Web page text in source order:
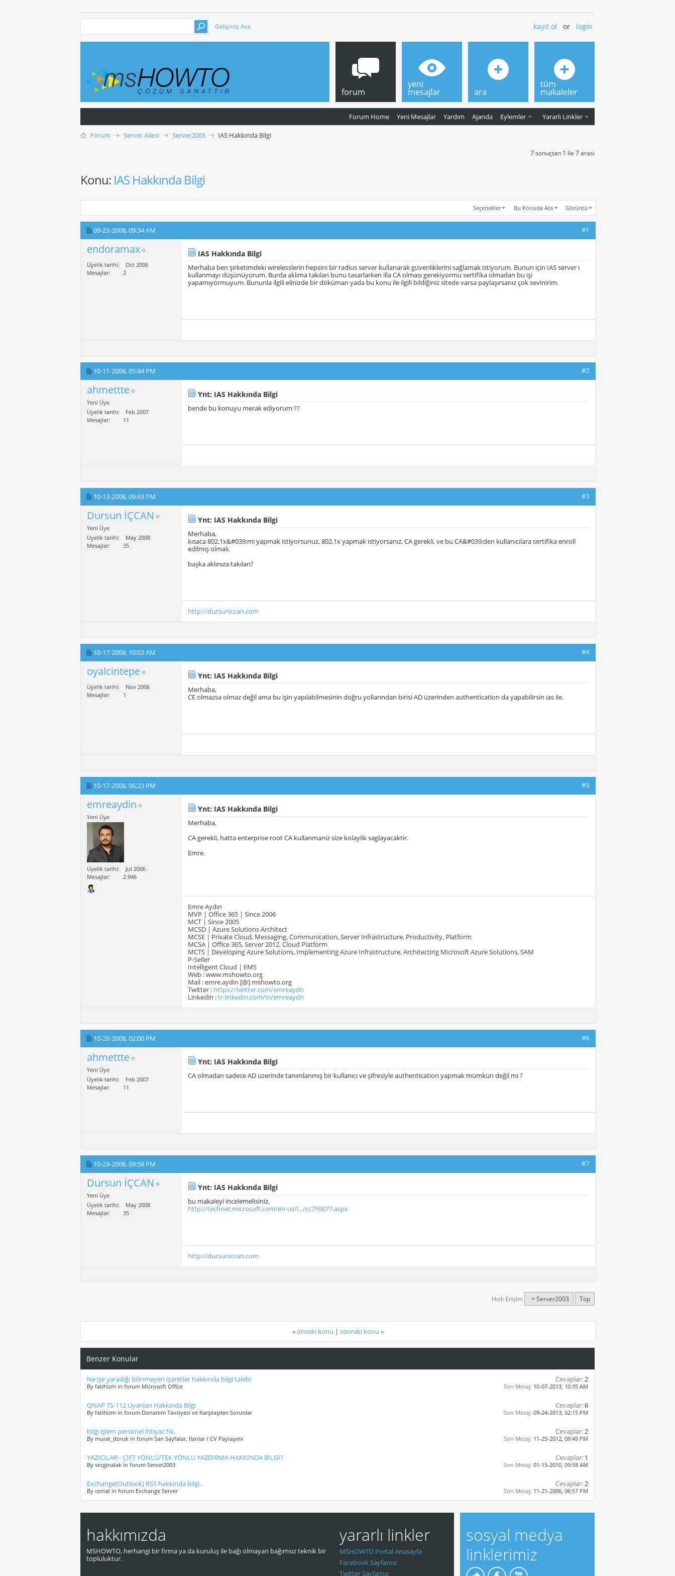
Gelişmiş Ara kayıt ol or login
forum
Forum Home Yeni Mesajlar Yardım Ajanda Eylemler Yararlı Linkler
yeni
mesajlar ara
tüm
makaleler
Forum Server Ailesi Server2003 IAS Hakkında Bilgi
7 sonuçtan 1 ile 7 arası
Konu: IAS Hakkında Bilgi
Seçenekler Bu Konuda Ara Görüntü
09-23-2008,09:34 AM #1
endoramax
Üyelik tarihi
Oct 2006
Mesajlar
2
IAS Hakkında Bilgi
Merhaba ben şirketimdeki wirelesslerin hepsini bir radius server kullanarak güvenliklerini sağlamak istiyorum. Bunun için IAS server ı
kullanmayı düşünüyorum. Burda aklıma takılan bunu tasarlarken illa CA olması gerekiyormu sertifika olmadan bu işi
yapamıyormuyum. Bununla ilgili elinizde bir döküman yada bu konu ile ilgili bildiğiniz sitede varsa paylaşırsanız çok sevinirim.
10-11-2008,05:44 PM #2
ahmettte
Yeni Üye
Üyelik tarihi
Feb 2007
Mesajlar
11
Ynt: IAS Hakkında Bilgi
bende bu konuyu merak ediyorum ??
10-13-2008,09:43 PM #3
Dursun İÇCAN
Yeni Üye
Üyelik tarihi
May 2008
Mesajlar
35
Ynt: IAS Hakkında Bilgi
Merhaba,
kısaca 802.1x&#039;mi yapmak istiyorsunuz, 802.1x yapmak istiyorsanız, CA gerekli, ve bu CA&#039;den kullanıcılara sertifika enroll
edilmiş olmalı.
başka aklınıza takılan?
http://dursuniccan.com
10-17-2008, 10:03 AM #4
oyalcintepe
Üyelik tarihi
Nov 2006
Mesajlar
1
Ynt: IAS Hakkında Bilgi
Merhaba,
CE olmazsa olmaz değil ama bu işin yapılabilmesinin doğru yollarından birisi AD üzerinden authentication da yapabilirsin ias ile.
10-17-2008,06:23 PM #5
emreaydin
Yeni Üye
Üyelik tarihi
Jul 2006
Mesajlar
2.946
Ynt: IAS Hakkında Bilgi
Merhaba,
CA gerekli, hatta enterprise root CA kullanmaniz size kolaylik saglayacaktir.
Emre.
Emre Aydın
MVP | Office 365 | Since 2006
MCT | Since 2005
MCSD | Azure Solutions Architect
MCSE | Private Cloud, Messaging, Communication, Server Infrastructure, Productivity, Platform
MCSA | Office 365, Server 2012, Cloud Platform
MCTS | Developing Azure Solutions, Implementing Azure Infrastructure, Architecting Microsoft Azure Solutions, SAM
P-Seller
Intelligent Cloud | EMS
Web : www.mshowto.org
Mail : emre.aydin [@] mshowto.org
Twitter : https://twitter.com/emreaydn
Linkedin :tr.linkedin.com/in/emreaydn
10-26-2008,02:00 PM #6
ahmettte
Yeni Üye
Üyelik tarihi
Feb 2007
Mesajlar
11
Ynt: IAS Hakkında Bilgi
CA olmadan sadece AD üzerinde tanımlanmış bir kullanıcı ve şifresiyle authentication yapmak mümkün değil mi ?
10-29-2008,09:58 PM #7
Dursun İÇCAN
Yeni Üye
Üyelik tarihi
May 2008
Mesajlar
35
Ynt: IAS Hakkında Bilgi
bu makaleyi incelemelisiniz.
http://technet.microsoft.com/en-us/l.../cc759077.aspx
http://dursuniccan.com
Hızlı Erişim Server2003 Top
«önceki konu | sonraki konu »
Benzer Konular
Ne işe yaradığı bilinmeyen işaretler hakkında bilgi talebi
By fatihizm in forum Microsoft Office
Cevaplar:2
Son Mesaj: 10-07-2013, 10:35 AM
QNAP TS-112 Uyarıları Hakkında Bilgi
By fatihizm in forum Donanım Tavsiyesi ve Karşılaşılan Sorunlar
Cevaplar:6
Son Mesaj: 09-24-2013, 02:15 PM
bilgi işlem personel ihtiyac hk.
By murat_doruk in forum Sarı Sayfalar, İlanlar / CV Paylaşımı
Cevaplar:2
Son Mesaj: 11-25-2012, 09:49 PM
YAZICILAR - ÇİFT YÖNLÜ/TEK YÖNLÜ YAZDIRMA HAKKINDA BİLGİ?
By sezginalak in forum Server2003
Cevaplar: 1
Son Mesaj: 01-15-2010, 09:58 AM
Exchange(Outlook) RSS hakkında bilgi..
By cemal in forum Exchange Server
Cevaplar:2
Son Mesaj: 11-21-2006, 06:57 PM
hakkımızda
MSHOWTO, herhangi bir firma ya da kuruluş ile bağı olmayan bağımsız teknik bir
topluluktur.
yararlı linkler
MSHOWTO Portal Anasayfa
Facebook Sayfamız
Twitter Sayfamız
sosyal medya
linklerimiz